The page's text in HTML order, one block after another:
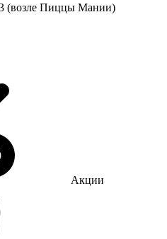
(возле Пиццы Мании)
Акции